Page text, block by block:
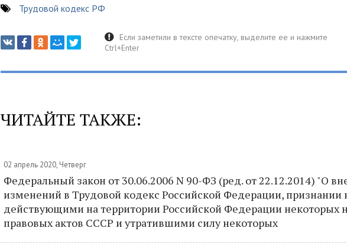
Трудовой кодекс РФ
ЧИТАЙТЕ ТАКЖЕ:
02 апрель 2020, Четверг
Федеральный закон от 30.06.2006 N 90-ФЗ (ред. от 22.12.2014) "О
изменений в Трудовой кодекс Российской Федерации, признании
действующими на территории Российской Федерации некоторых
правовых актов СССР и утратившими силу некоторых